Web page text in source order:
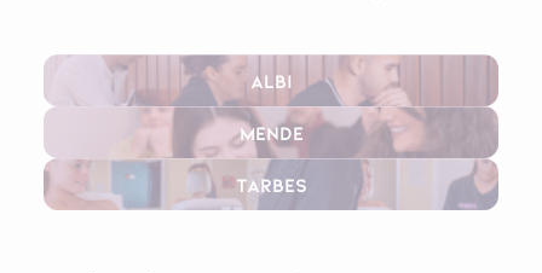
Albi
Mende
Tarbes